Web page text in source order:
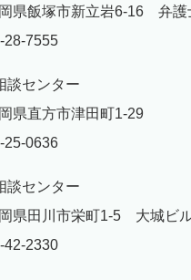
県飯塚市新立岩6-16 弁護
28-7555
談センター
県直方市津田町1-29
25-0636
談センター
県田川市栄町1-5 大城ビ
42-2330